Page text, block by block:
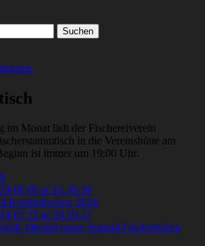
im Monat lädt der Fischereiverein
in die Vereinshütte am
ist immer um 19:00 Uhr.
Königsfischen 2024
Menzel neuer Jugend-Fischerkönig